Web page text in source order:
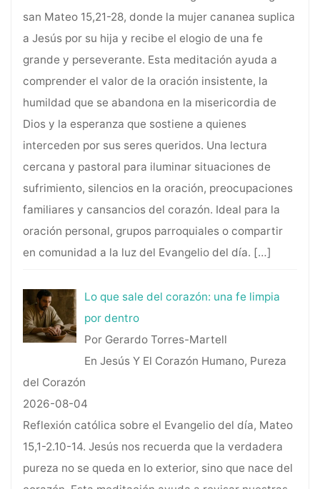
san Mateo 15,21-28, donde la mujer cananea suplica
a Jesús por su hija y recibe el elogio de una fe
grande y perseverante. Esta meditación ayuda a
comprender el valor de la oración insistente, la
humildad que se abandona en la misericordia de
Dios y la esperanza que sostiene a quienes
interceden por sus seres queridos. Una lectura
cercana y pastoral para iluminar situaciones de
sufrimiento, silencios en la oración, preocupaciones
familiares y cansancios del corazón. Ideal para la
oración personal, grupos parroquiales o compartir
en comunidad a la luz del Evangelio del día. […]
Lo que sale del corazón: una fe limpia
por dentro
Por Gerardo Torres-Martell
En Jesús Y El Corazón Humano, Pureza
del Corazón
2026-08-04
Reflexión católica sobre el Evangelio del día, Mateo
15,1-2.10-14. Jesús nos recuerda que la verdadera
pureza no se queda en lo exterior, sino que nace del